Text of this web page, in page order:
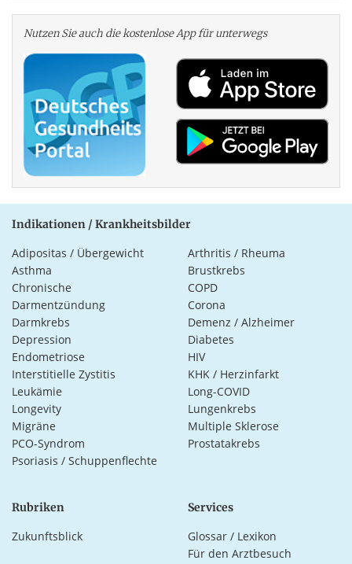
Nutzen Sie auch die kosten­lose App für unterwegs
Indikationen / Krankheitsbilder
Adipositas / Übergewicht
Arthritis / Rheuma
Asthma
Brustkrebs
Chronische
Darmentzündung
COPD
Corona
Darmkrebs
Demenz / Alzheimer
Depression
Diabetes
Endometriose
HIV
Interstitielle Zystitis
KHK / Herzinfarkt
Leukämie
Long-COVID
Longevity
Lungenkrebs
Migräne
Multiple Sklerose
PCO-Syndrom
Prostatakrebs
Psoriasis / Schuppenflechte
Rubriken
Zukunftsblick
Services
Glossar / Lexikon
Für den Arztbesuch